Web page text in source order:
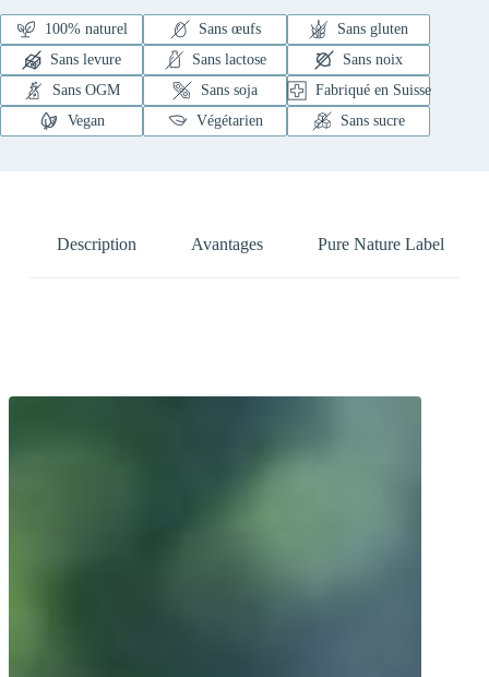
100% naturel Sans œufs
Sans gluten
Sans levure
Sans lactose
Sans noix
Sans OGM
Sans soja
Fabriqué en Suisse
Vegan
Végétarien Sans sucre
Description Avantages Pure Nature Label